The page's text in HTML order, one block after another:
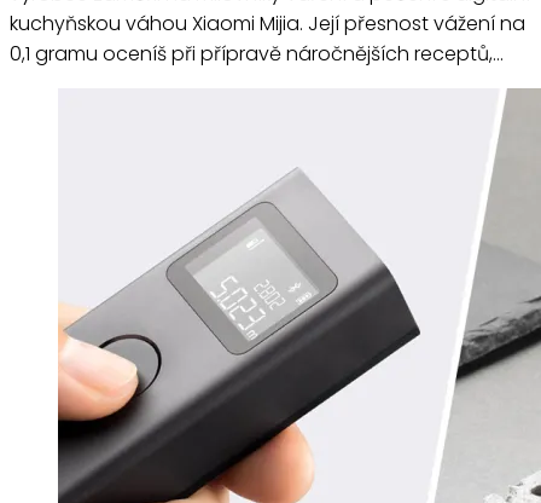
kuchyňskou váhou Xiaomi Mijia. Její přesnost vážení na
0,1 gramu oceníš při přípravě náročnějších receptů,…